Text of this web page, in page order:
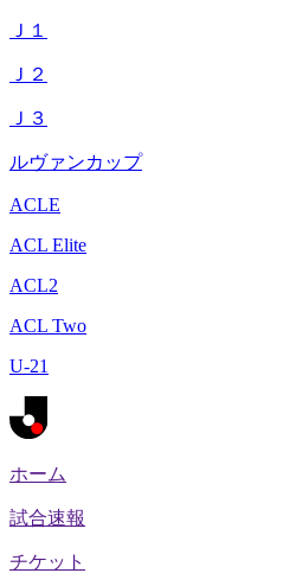
Ｊ１
Ｊ２
Ｊ３
ルヴァンカップ
ACLE
ACL Elite
ACL2
ACL Two
U-21
ホーム
試合速報
チケット